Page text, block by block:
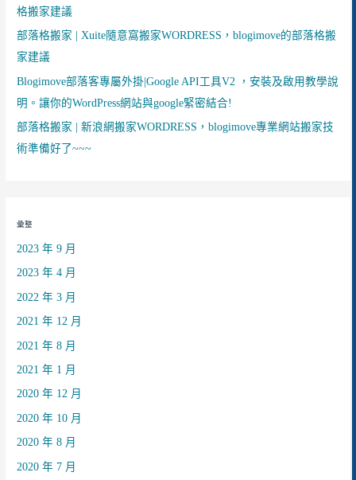
格搬家建議
部落格搬家 | Xuite隨意窩搬家WORDRESS，blogimove的部落格搬
家建議
Blogimove部落客專屬外掛|Google API工具V2 ，安裝及啟用教學說
明。讓你的WordPress網站與google緊密結合!
部落格搬家 | 新浪網搬家WORDRESS，blogimove專業網站搬家技
術準備好了~~~
彙整
2023 年 9 月
2023 年 4 月
2022 年 3 月
2021 年 12 月
2021 年 8 月
2021 年 1 月
2020 年 12 月
2020 年 10 月
2020 年 8 月
2020 年 7 月